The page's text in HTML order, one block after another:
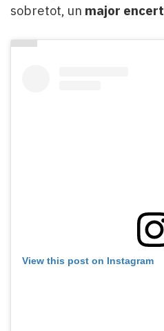
sobretot, un major encert
View this post on Instagram